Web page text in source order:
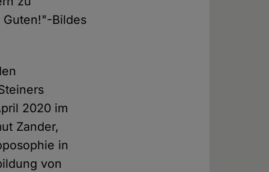
Bildes
2020 im
Zander,
in
von